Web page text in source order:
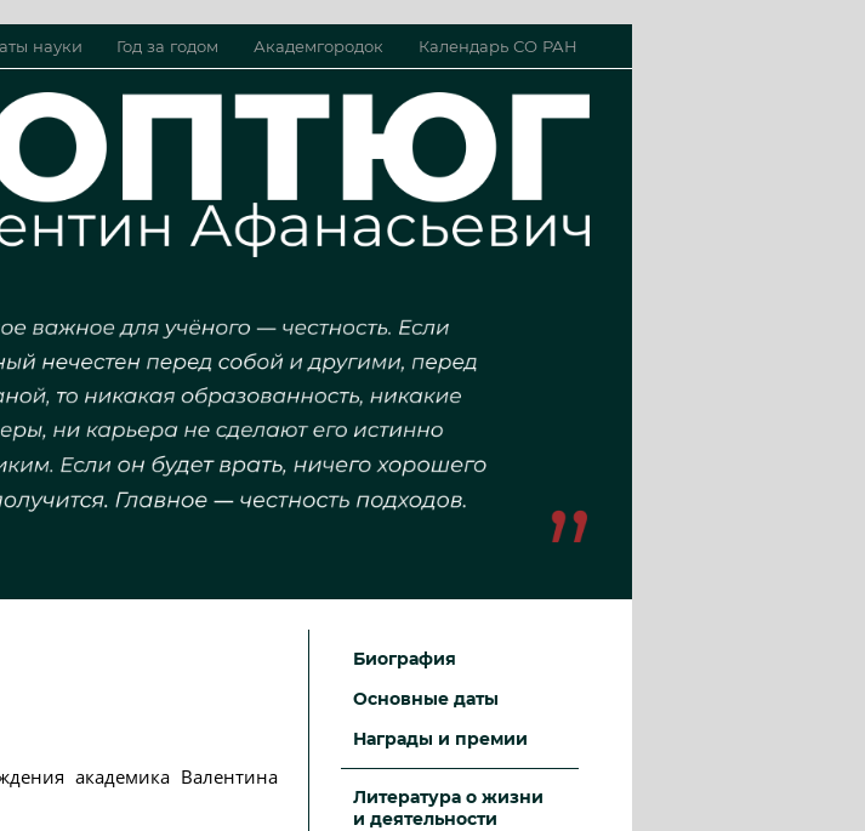
науки Год за годом Академгородок Календарь СО РАН
академика Валентина
Биография
Основные даты
Награды и премии
Литература о жизни
и деятельности